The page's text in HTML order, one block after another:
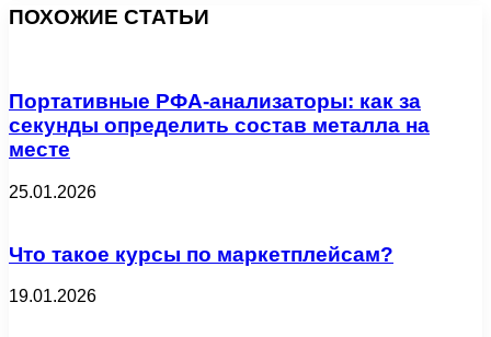
ПОХОЖИЕ СТАТЬИ
Портативные РФА-анализаторы: как за
секунды определить состав металла на
месте
25.01.2026
Что такое курсы по маркетплейсам?
19.01.2026